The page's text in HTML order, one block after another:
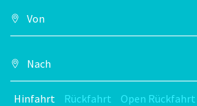
Hinfahrt Rückfahrt Open Rückfahrt